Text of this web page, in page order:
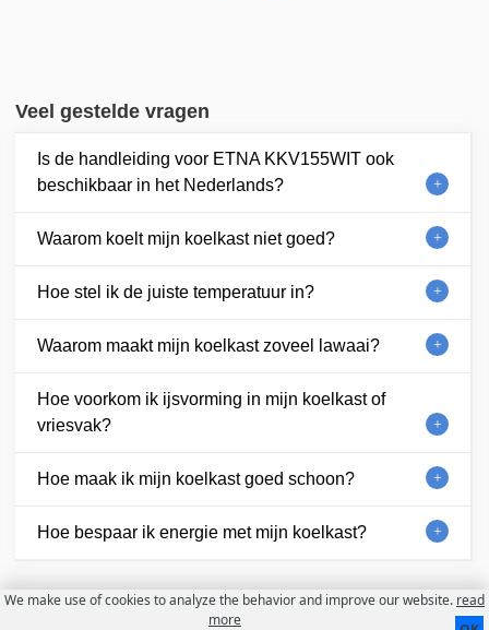
Veel gestelde vragen
Is de handleiding voor ETNA KKV155WIT ook
beschikbaar in het Nederlands?
Waarom koelt mijn koelkast niet goed?
Hoe stel ik de juiste temperatuur in?
Waarom maakt mijn koelkast zoveel lawaai?
Hoe voorkom ik ijsvorming in mijn koelkast of
vriesvak?
Hoe maak ik mijn koelkast goed schoon?
Hoe bespaar ik energie met mijn koelkast?
Gebruiksvoorwaarden
We make use of cookies to analyze the behavior and improve our website. read
more